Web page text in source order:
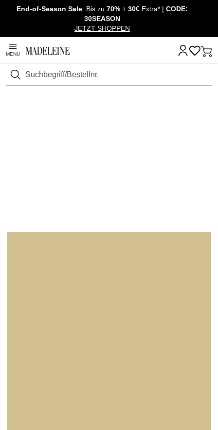
Überspringe Navigation, direkt zum Content
End-of-Season Sale: Bis zu 70% + 30€ Extra* | CODE:
30SEASON
JETZT SHOPPEN
MENU
Suchen